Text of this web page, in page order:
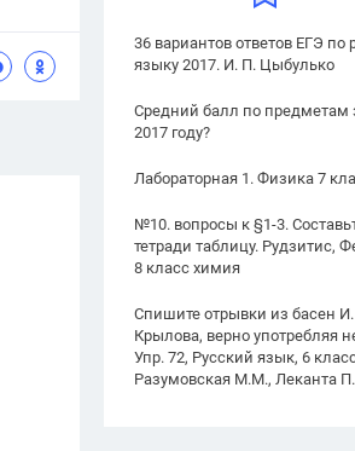
36 вариантов ответов ЕГЭ по
языку 2017. И. П. Цыбулько
Средний балл по предметам
2017 году?
Лабораторная 1. Физика 7
№10. вопросы к §1-3.
тетради таблицу. Рудзитис,
8 класс химия
Спишите отрывки из басен
Крылова, верно употребляя
Упр. 72, Русский язык, 6
Разумовская М.М., Леканта